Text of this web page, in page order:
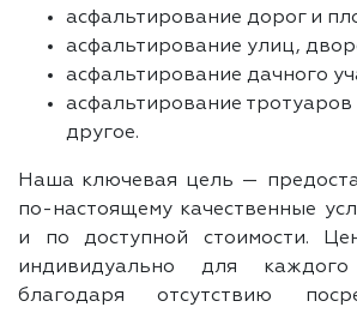
асфальтирование дорог и
асфальтирование улиц,
асфальтирование дачного
асфальтирование тротуаров
другое.
Наша ключевая цель —
по-настоящему качественные
и по доступной стоимости.
индивидуально для
благодаря отсутствию